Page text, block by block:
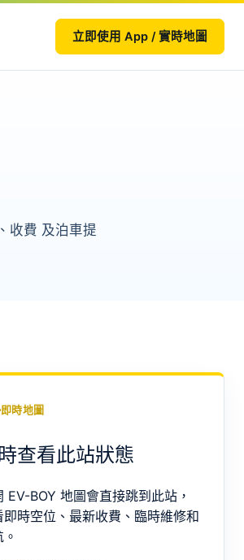
立即使用 App / 實時地圖
收費 及泊車提
即時地圖
查看此站狀態
EV-BOY 地圖會直接跳到此站，
即時空位、最新收費、臨時維修和